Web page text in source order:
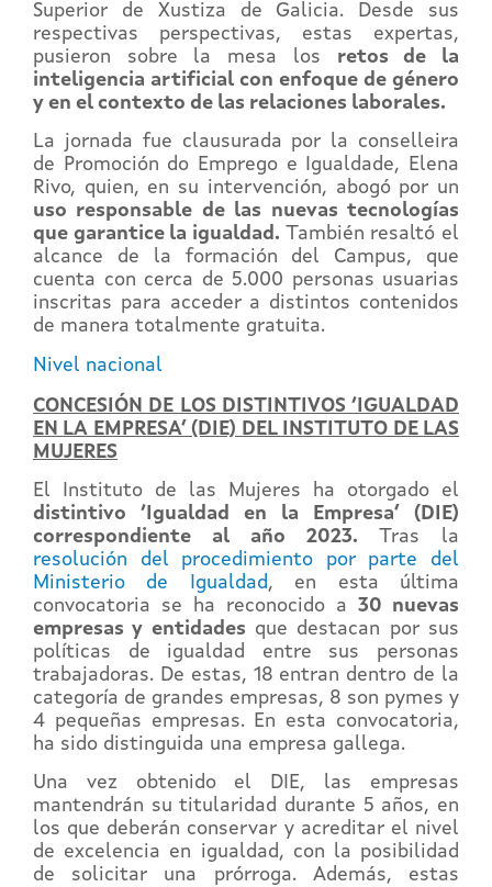
Superior de Xustiza de Galicia. Desde sus
respectivas perspectivas, estas expertas,
pusieron sobre la mesa los retos de la
inteligencia artificial con enfoque de género
y en el contexto de las relaciones laborales.
La jornada fue clausurada por la conselleira
de Promoción do Emprego e Igualdade, Elena
Rivo, quien, en su intervención, abogó por un
uso responsable de las nuevas tecnologías
que garantice la igualdad. También resaltó el
alcance de la formación del Campus, que
cuenta con cerca de 5.000 personas usuarias
inscritas para acceder a distintos contenidos
de manera totalmente gratuita.
Nivel nacional
CONCESIÓN DE LOS DISTINTIVOS ‘IGUALDAD
EN LA EMPRESA’ (DIE) DEL INSTITUTO DE LAS
MUJERES
El Instituto de las Mujeres ha otorgado el
distintivo ‘Igualdad en la Empresa’ (DIE)
correspondiente al año 2023. Tras la
resolución del procedimiento por parte del
Ministerio de Igualdad, en esta última
convocatoria se ha reconocido a 30 nuevas
empresas y entidades que destacan por sus
políticas de igualdad entre sus personas
trabajadoras. De estas, 18 entran dentro de la
categoría de grandes empresas, 8 son pymes y
4 pequeñas empresas. En esta convocatoria,
ha sido distinguida una empresa gallega.
Una vez obtenido el DIE, las empresas
mantendrán su titularidad durante 5 años, en
los que deberán conservar y acreditar el nivel
de excelencia en igualdad, con la posibilidad
de solicitar una prórroga. Además, estas